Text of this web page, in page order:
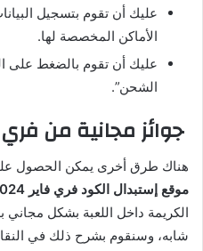
عليك أن تقوم بتسجيل
الأماكن المخصصة لها.
عليك أن تقوم بالضغط على
الشحن”.
جوائز مجانية من فري
هناك طرق أخرى يمكن الحصول
موقع إستبدال الكود فري فاير 2024
الكريمة داخل اللعبة بشكل مجاني
شابه، وسنقوم بشرح ذلك في